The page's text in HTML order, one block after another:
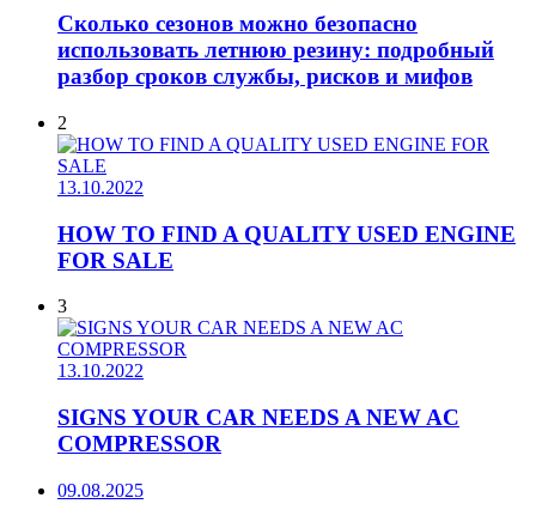
Сколько сезонов можно безопасно
использовать летнюю резину: подробный
разбор сроков службы, рисков и мифов
2
13.10.2022
HOW TO FIND A QUALITY USED ENGINE
FOR SALE
3
13.10.2022
SIGNS YOUR CAR NEEDS A NEW AC
COMPRESSOR
09.08.2025